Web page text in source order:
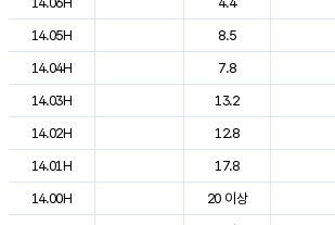
14.05H
8.5
14.04H
7.8
14.03H
13.2
14.02H
12.8
14.01H
17.8
14.00H
20 이상